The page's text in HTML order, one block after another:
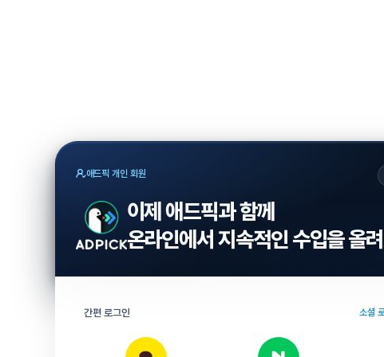
애드픽 개인 회원
이제 애드픽과 함께
온라인에서 지속적인 수입을 올
간편 로그인 소셜